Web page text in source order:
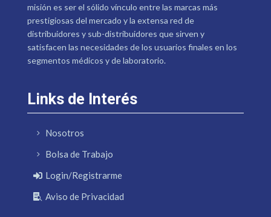
misión es ser el sólido vínculo entre las marcas más
prestigiosas del mercado y la extensa red de
distribuidores y sub-distribuidores que sirven y
satisfacen las necesidades de los usuarios finales en los
segmentos médicos y de laboratorio.
Links de Interés
Nosotros
Bolsa de Trabajo
Login/Registrarme
Aviso de Privacidad